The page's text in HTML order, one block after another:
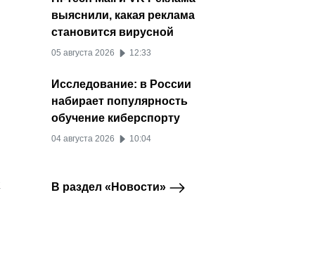
выяснили, какая реклама
становится вирусной
05 августа 2026 12:33
Исследование: в России
набирает популярность
обучение киберспорту
04 августа 2026 10:04
В раздел «Новости»